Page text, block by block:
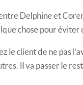
Delphine et
chose pour éviter
le client de ne pas
Il va passer le